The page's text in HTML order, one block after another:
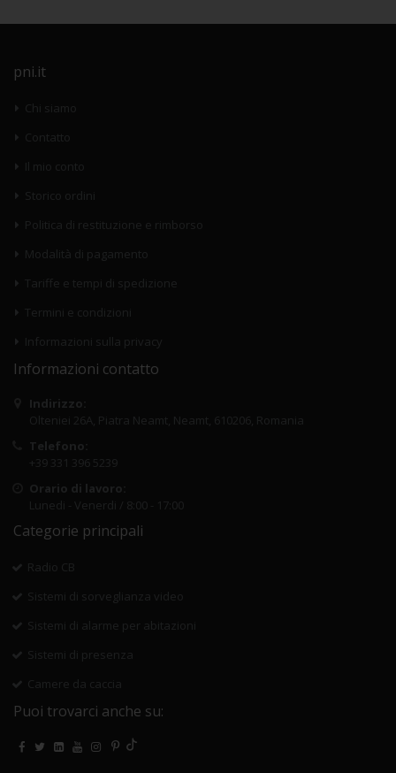
pni.it
Chi siamo
Contatto
Il mio conto
Storico ordini
Politica di restituzione e rimborso
Modalità di pagamento
Tariffe e tempi di spedizione
Termini e condizioni
Informazioni sulla privacy
Informazioni contatto
Indirizzo:
Olteniei 26A, Piatra Neamt, Neamt, 610206, Romania
Telefono:
+39 331 396 5239
Orario di lavoro:
Lunedi - Venerdi / 8:00 - 17:00
Categorie principali
Radio CB
Sistemi di sorveglianza video
Sistemi di alarme per abitazioni
Sistemi di presenza
Camere da caccia
Puoi trovarci anche su: